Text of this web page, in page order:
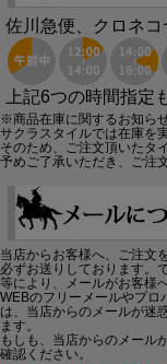
佐川急便、クロネ
上記6つの時間指定
※商品在庫に関するお知ら
サクラスタイルでは在庫を
そのため、ご注文頂いたタ
予めご了承いただき、ご注
当店からお客様へ、ご注文
必ずお送りしております。
等により、メールがお客様
WEBのフリーメールやプロ
は、当店からのメールが迷
ます。
もしも、当店からのメール
確認ください。